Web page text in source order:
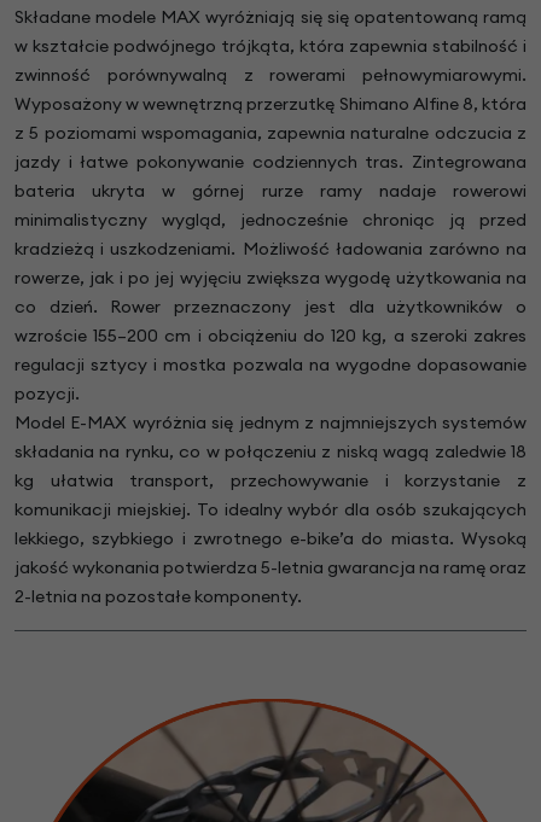
Składane modele MAX wyróżniają się się opatentowaną ramą
w kształcie podwójnego trójkąta, która zapewnia stabilność i
zwinność porównywalną z rowerami pełnowymiarowymi.
Wyposażony w wewnętrzną przerzutkę Shimano Alfine 8, która
z 5 poziomami wspomagania, zapewnia naturalne odczucia z
jazdy i łatwe pokonywanie codziennych tras. Zintegrowana
bateria ukryta w górnej rurze ramy nadaje rowerowi
minimalistyczny wygląd, jednocześnie chroniąc ją przed
kradzieżą i uszkodzeniami. Możliwość ładowania zarówno na
rowerze, jak i po jej wyjęciu zwiększa wygodę użytkowania na
co dzień. Rower przeznaczony jest dla użytkowników o
wzroście 155–200 cm i obciążeniu do 120 kg, a szeroki zakres
regulacji sztycy i mostka pozwala na wygodne dopasowanie
pozycji.
Model E-MAX wyróżnia się jednym z najmniejszych systemów
składania na rynku, co w połączeniu z niską wagą zaledwie 18
kg ułatwia transport, przechowywanie i korzystanie z
komunikacji miejskiej. To idealny wybór dla osób szukających
lekkiego, szybkiego i zwrotnego e-bike’a do miasta. Wysoką
jakość wykonania potwierdza 5-letnia gwarancja na ramę oraz
2-letnia na pozostałe komponenty.